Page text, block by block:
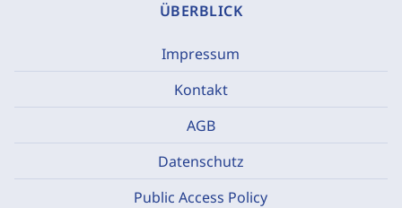
ÜBERBLICK
Impressum
Kontakt
AGB
Datenschutz
Public Access Policy